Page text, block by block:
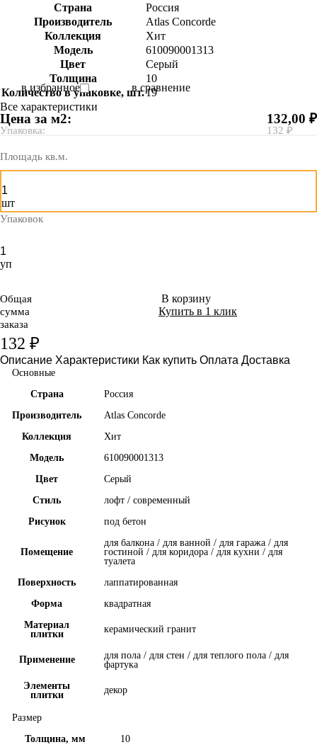
Страна
Россия
Производитель
Atlas Concorde
Коллекция
Хит
Модель
610090001313
Цвет
Серый
Толщина
10
Количество в упаковке, шт.19
Все характеристики
в избранное в сравнение
Цена за м2:
Упаковка:
132,00 ₽
132 ₽
Площадь кв.м.
шт
Упаковок
уп
Общая
сумма
заказа
132 ₽
В корзину
Купить в 1 клик
Описание Характеристики Как купить Оплата Доставка
Основные
Страна
Россия
Производитель
Atlas Concorde
Коллекция
Хит
Модель
610090001313
Цвет
Серый
Стиль
лофт / современный
Рисунок
под бетон
Помещение
для балкона / для ванной / для гаража / для
гостиной / для коридора / для кухни / для
туалета
Поверхность
лаппатированная
Форма
квадратная
Материал
плитки
керамический гранит
Применение
для пола / для стен / для теплого пола / для
фартука
Элементы
плитки
декор
Размер
Толщина, мм
10